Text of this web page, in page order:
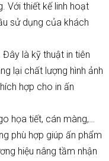
Với thiết kế linh hoạt
sử dụng của khách
là kỹ thuật in tiên
lại chất lượng hình ảnh
hợp cho in ấn
họa tiết, cán màng,…
phù hợp giúp ấn phẩm
hiệu nâng tầm nhận